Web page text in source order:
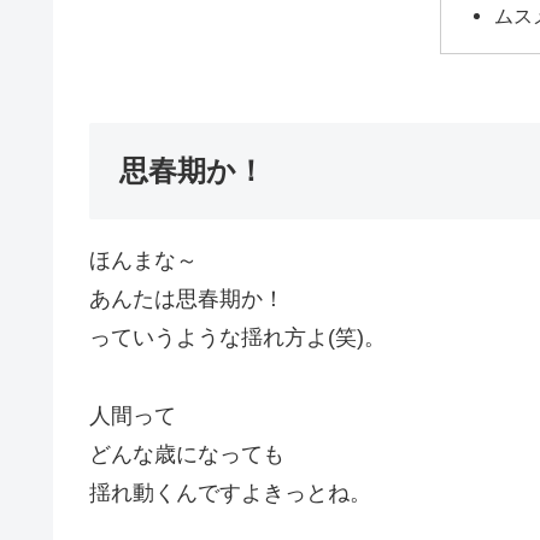
ムス
思春期か！
ほんまな～
あんたは思春期か！
っていうような揺れ方よ(笑)。
人間って
どんな歳になっても
揺れ動くんですよきっとね。